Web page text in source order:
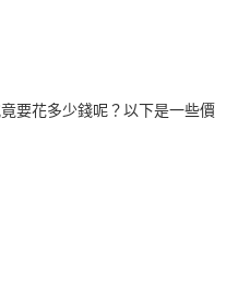
要花多少錢呢？以下是一些價